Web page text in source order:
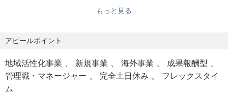
判断材料の提供： 代表に承認や決断を仰ぐ際、現場の意見
3. ボトルネックの排除（効率化）
関係各所との利害調整： 複数部門にまたがる調整や、現場
だけでは解決できないリソース（予算・人員）の不足を、
代表の権威も借りながら解決します。
【交通費】全額支給（上限5万円／月）
【保険】健康保険,厚生年金,雇用保険,労災保険
【健康診断】年1回（無料）
【退職金】あり
【その他】書籍・IT機器購入補助、会員制リゾートホテル
タリティのある方
・新しい状況を学び、それに適応できる有能な人材
・常に影響型リーダーシップ
・あいまいさの許容できるか、積極的な行動をとれるか、
もっと見る
アピールポイント
地域活性化事業 新規事業 海外事業
成果報酬型
管理職・マネージャー
完全土日休み
フレックスタイ
ム